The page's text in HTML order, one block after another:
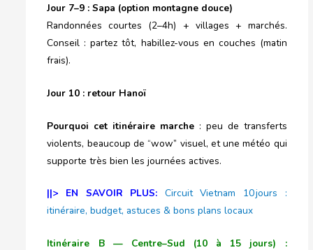
Jour 7–9 : Sapa (option montagne douce)
Randonnées courtes (2–4h) + villages + marchés.
Conseil : partez tôt, habillez-vous en couches (matin
frais).
Jour 10 : retour Hanoï
Pourquoi cet itinéraire marche : peu de transferts
violents, beaucoup de “wow” visuel, et une météo qui
supporte très bien les journées actives.
||> EN SAVOIR PLUS: Circuit Vietnam 10 jours :
itinéraire, budget, astuces & bons plans locaux
Itinéraire B — Centre–Sud (10 à 15 jours) :